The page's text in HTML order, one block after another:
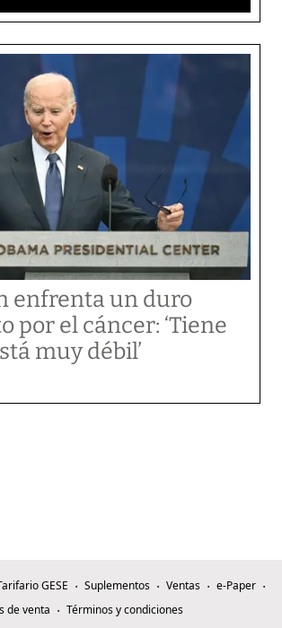
enfrenta un duro
por el cáncer: ‘Tiene
muy débil’
GESE Suplementos Ventas
e-Paper
de venta
Términos y condiciones